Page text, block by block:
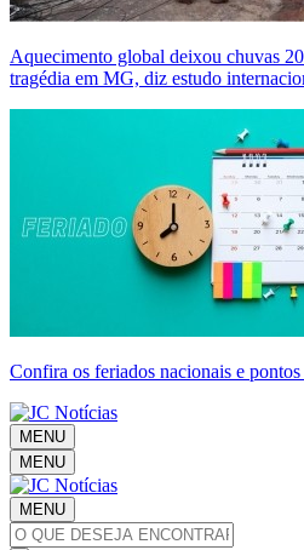
Aquecimento global deixou chuvas
tragédia em MG, diz estudo
Confira os feriados nacionais e
MENU
MENU
MENU